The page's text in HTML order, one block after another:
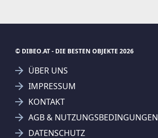
© DIBEO.AT - DIE BESTEN OBJEKTE 2026
ÜBER UNS
IMPRESSUM
KONTAKT
AGB & NUTZUNGSBEDINGUNGEN
DATENSCHUTZ